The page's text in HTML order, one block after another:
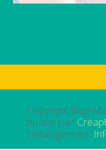
Copyright Blog-
du site par:
Hébergement: